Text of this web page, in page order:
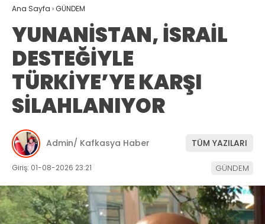
Ana Sayfa ›GÜNDEM
YUNANİSTAN, İSRAİL
DESTEĞİYLE
TÜRKİYE’YE KARŞI
SİLAHLANIYOR
Admin/ Kafkasya Haber TÜM YAZILARI
Giriş: 01-08-2026 23:21 GÜNDEM